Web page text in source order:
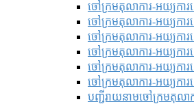
ចៅក្រមតុលាការ-អយ្យការ
ចៅក្រមតុលាការ-អយ្យការ
ចៅក្រមតុលាការ-អយ្យការ
ចៅក្រមតុលាការ-អយ្យការ
ចៅក្រមតុលាការ-អយ្យការខ
ចៅក្រមតុលាការ-អយ្យការខ
បញ្ជីរាយនាមចៅក្រមតុលា